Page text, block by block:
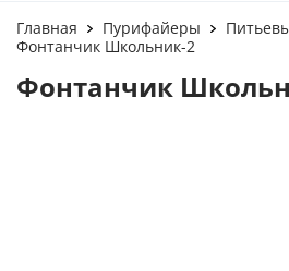
Москва
Главная Пурифайеры
Фонтанчик Школьник-2
Фонтанчик